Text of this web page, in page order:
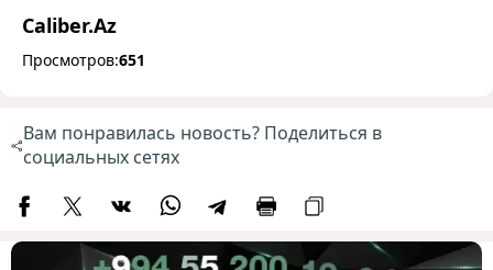
Caliber.Az
Просмотров:651
Вам понравилась новость? Поделиться в
социальных сетях